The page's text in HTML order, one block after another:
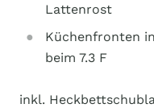
Lattenrost
Küchenfronten
beim 7.3 F
inkl.